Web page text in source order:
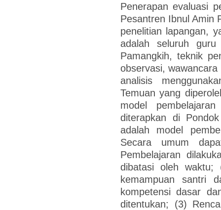
Penerapan evaluasi
Pesantren Ibnul Amin
penelitian lapangan,
adalah seluruh
Pamangkih, teknik
observasi,
analisis
Temuan yang
model
diterapkan di
adalah model
Secara umum
Pembelajaran
dibatasi oleh waktu;
kemampuan santri
kompetensi dasar
ditentukan; (3)